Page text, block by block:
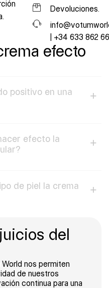
Devoluciones.
| +34 633 862
efecto
positivo en una
efecto la
de piel la crema
del
nos permiten
de nuestros
continua para una